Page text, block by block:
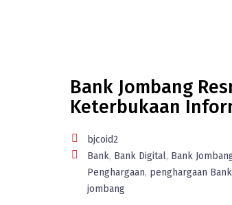
Bank Jombang
Keterbukaan
bjcoid2
Bank, Bank Digital, Bank
Penghargaan, penghargaan
jombang